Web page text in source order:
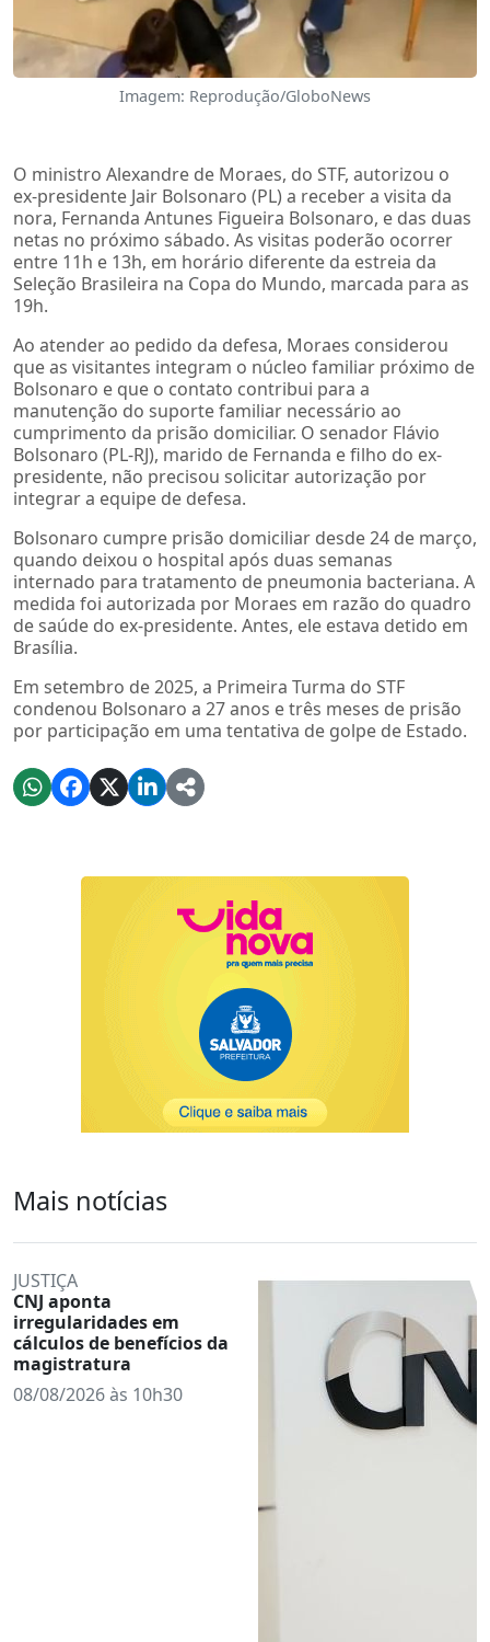
Imagem: Reprodução/GloboNews
O ministro Alexandre de Moraes, do STF, autorizou o
ex-presidente Jair Bolsonaro (PL) a receber a visita da
nora, Fernanda Antunes Figueira Bolsonaro, e das duas
netas no próximo sábado. As visitas poderão ocorrer
entre 11h e 13h, em horário diferente da estreia da
Seleção Brasileira na Copa do Mundo, marcada para as
19h.
Ao atender ao pedido da defesa, Moraes considerou
que as visitantes integram o núcleo familiar próximo de
Bolsonaro e que o contato contribui para a
manutenção do suporte familiar necessário ao
cumprimento da prisão domiciliar. O senador Flávio
Bolsonaro (PL-RJ), marido de Fernanda e filho do ex-
presidente, não precisou solicitar autorização por
integrar a equipe de defesa.
Bolsonaro cumpre prisão domiciliar desde 24 de março,
quando deixou o hospital após duas semanas
internado para tratamento de pneumonia bacteriana. A
medida foi autorizada por Moraes em razão do quadro
de saúde do ex-presidente. Antes, ele estava detido em
Brasília.
Em setembro de 2025, a Primeira Turma do STF
condenou Bolsonaro a 27 anos e três meses de prisão
por participação em uma tentativa de golpe de Estado.
Mais notícias
JUSTIÇA
CNJ aponta
irregularidades em
cálculos de benefícios da
magistratura
08/08/2026 às 10h30